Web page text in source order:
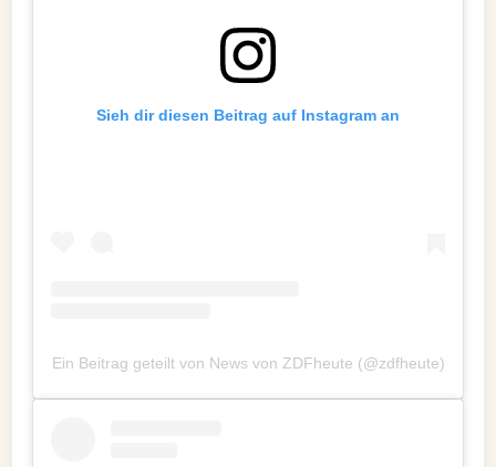
Sieh dir diesen Beitrag auf Instagram an
Ein Beitrag geteilt von News von ZDFheute (@zdfheute)